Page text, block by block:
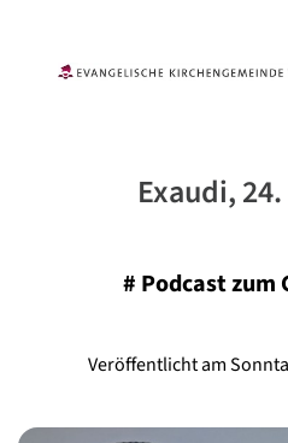
Exaudi,
# Podcast zum
Veröffentlicht am